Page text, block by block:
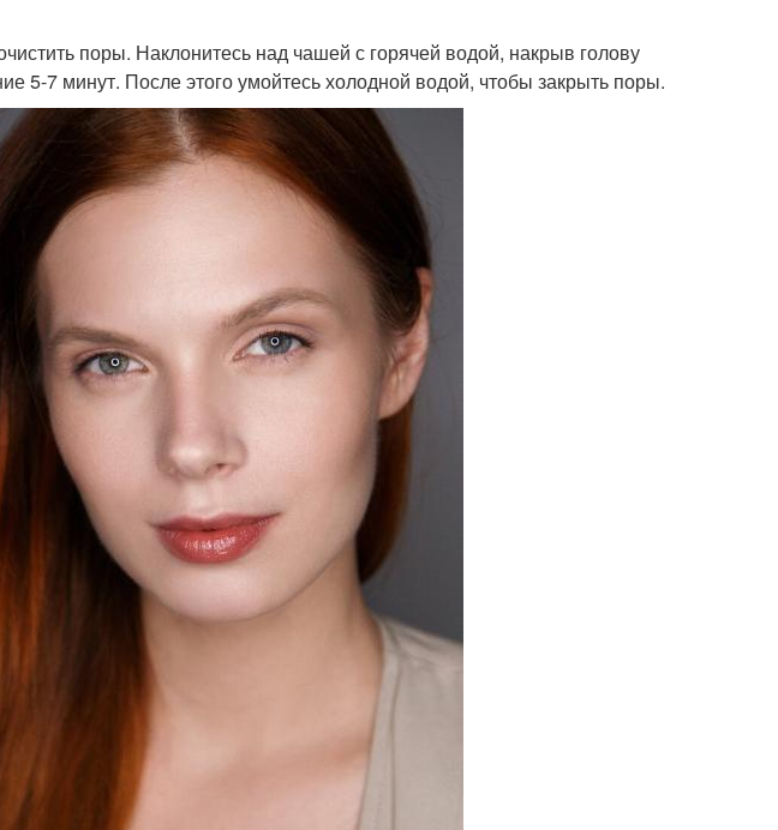
поры. Наклонитесь над чашей с горячей водой, накрыв голову
5-7 минут. После этого умойтесь холодной водой, чтобы закрыть поры.